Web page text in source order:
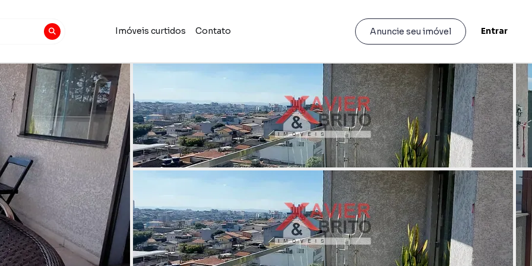
Imóveis curtidos Contato Anuncie seu imóvel Entrar